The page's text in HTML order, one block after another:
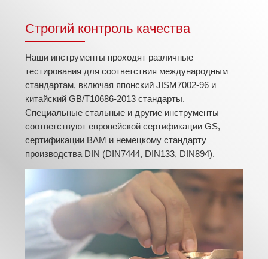
Строгий контроль качества
Наши инструменты проходят различные
тестирования для соответствия международным
стандартам, включая японский JISM7002-96 и
китайский GB/T10686-2013 стандарты.
Специальные стальные и другие инструменты
соответствуют европейской сертификации GS,
сертификации BAM и немецкому стандарту
производства DIN (DIN7444, DIN133, DIN894).